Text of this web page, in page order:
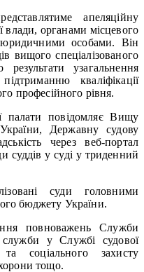
апеляційну
влади, органами місцевого
особами. Він
вищого спеціалізованого
узагальнення
кваліфікації
професійного рівня.
палати повідомляє Вищу
України, Державну судову
через веб-портал
суддів у суді у триденний
суди головними
бюджету України.
повноважень Служби
у Службі судової
соціального захисту
тощо.